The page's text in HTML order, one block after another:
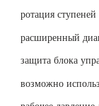
ротация
расширенный
защита блока
возможно